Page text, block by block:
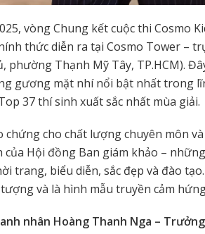
vòng Chung kết cuộc thi Cosmo
thức diễn ra tại Cosmo Tower –
phường Thạnh Mỹ Tây, TP.HCM).
gương mặt nhí nổi bật nhất trong
37 thí sinh xuất sắc nhất mùa giải.
chứng cho chất lượng chuyên môn
của Hội đồng Ban giám khảo –
trang, biểu diễn, sắc đẹp và đào
và là hình mẫu truyền cảm
nhân Hoàng Thanh Nga –